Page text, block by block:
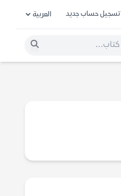
تسجيل حساب جديد